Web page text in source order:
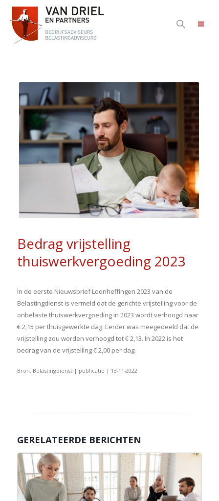
Bedrag vrijstelling
thuiswerkvergoeding 2023
In de eerste Nieuwsbrief Loonheffingen 2023 van de
Belastingdienst is vermeld dat de gerichte vrijstelling voor de
onbelaste thuiswerkvergoeding in 2023 wordt verhoogd naar
€ 2,15 per thuisgewerkte dag. Eerder was meegedeeld dat de
vrijstelling zou worden verhoogd tot € 2,13. In 2022 is het
bedrag van de vrijstelling € 2,00 per dag.
Bron: Belastingdienst | publicatie | 13-11-2022
GERELATEERDE BERICHTEN